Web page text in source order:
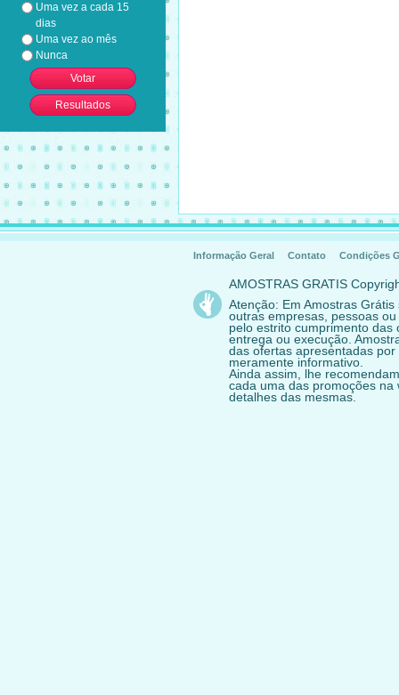
Uma vez a cada 15
dias
Uma vez ao mês
Nunca
Informação Geral Contato Condições
AMOSTRAS GRATIS
Atenção: Em Amostras
outras empresas, pessoas
pelo estrito cumprimento
entrega ou execução.
das ofertas apresentadas
meramente informativo.
Ainda assim, lhe
cada uma das promoções
detalhes das mesmas.